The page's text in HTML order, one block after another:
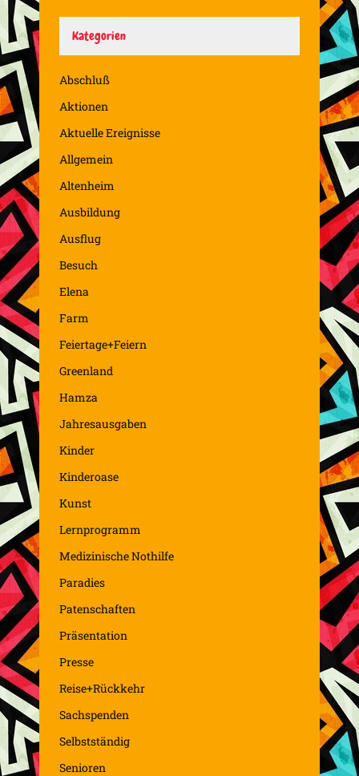
Kategorien
Abschluß
Aktionen
Aktuelle Ereignisse
Allgemein
Altenheim
Ausbildung
Ausflug
Besuch
Elena
Farm
Feiertage+Feiern
Greenland
Hamza
Jahresausgaben
Kinder
Kinderoase
Kunst
Lernprogramm
Medizinische Nothilfe
Paradies
Patenschaften
Präsentation
Presse
Reise+Rückkehr
Sachspenden
Selbstständig
Senioren